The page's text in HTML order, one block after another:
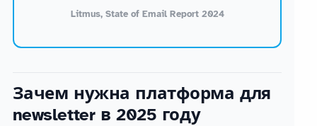
Litmus, State of Email Report 2024
Зачем нужна платформа для
newsletter в 2025 году